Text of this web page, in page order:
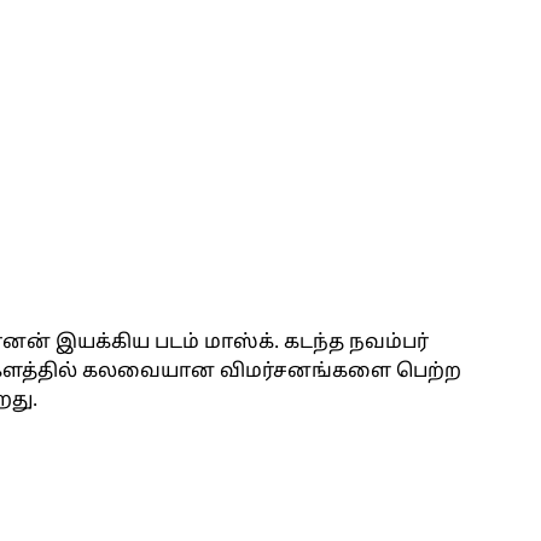
இயக்கிய படம் மாஸ்க். கடந்த நவம்பர்
கலவையான விமர்சனங்களை பெற்ற